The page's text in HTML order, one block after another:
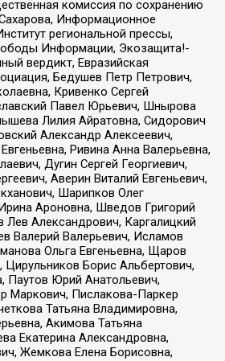
комиссия по сохранению
Информационное
региональной прессы,
Информации, Экозащита!-
вердикт, Евразийская
Бедушев Петр Петрович,
Кривенко Сергей
Павел Юрьевич, Шнырова
Лилия Айратовна, Сидорович
Александр Алексеевич,
Ривина Анна Валерьевна,
Дугин Сергей Георгиевич,
Аверин Виталий Евгеньевич,
Шарипков Олег
Ароновна, Шведов Григорий
Лев Александрович, Каргалицкий
Валерий Валерьевич, Исламов
Ольга Евгеньевна, Щаров
Цирульников Борис Альбертович,
Паутов Юрий Анатольевич,
Маркович, Пислакова-Паркер
Татьяна Владимировна,
Акимова Татьяна
Екатерина Александровна,
Жемкова Елена Борисовна,